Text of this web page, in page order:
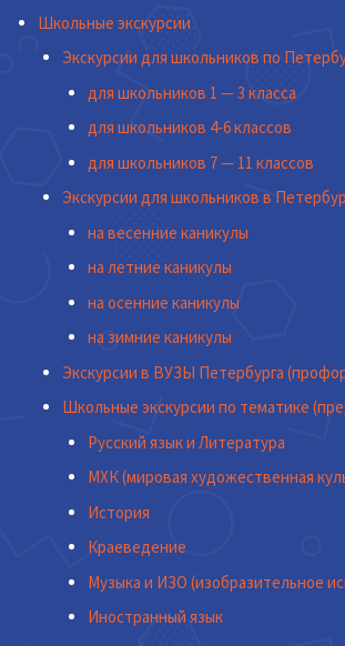
Школьные экскурсии
Экскурсии для школьников по
для школьников 1 — 3 класса
для школьников 4-6 классов
для школьников 7 — 11 классов
Экскурсии для школьников в
на весенние каникулы
на летние каникулы
на осенние каникулы
на зимние каникулы
Экскурсии в ВУЗЫ Петербурга
Школьные экскурсии по тематике
Русский язык и Литература
МХК (мировая художественная
История
Краеведение
Музыка и ИЗО (изобразительное
Иностранный язык